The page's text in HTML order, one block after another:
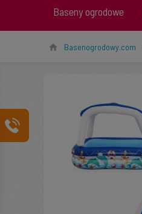
Baseny ogrodowe
Basenogrodowy.com